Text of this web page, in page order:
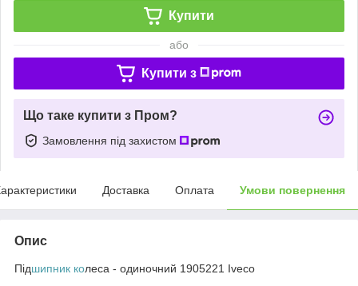
Купити
або
Купити з
Що таке купити з Пром?
Замовлення під захистом
Доставка Оплата Умови повернення
Опис
Підшипник колеса - одиночний 1905221 Iveco